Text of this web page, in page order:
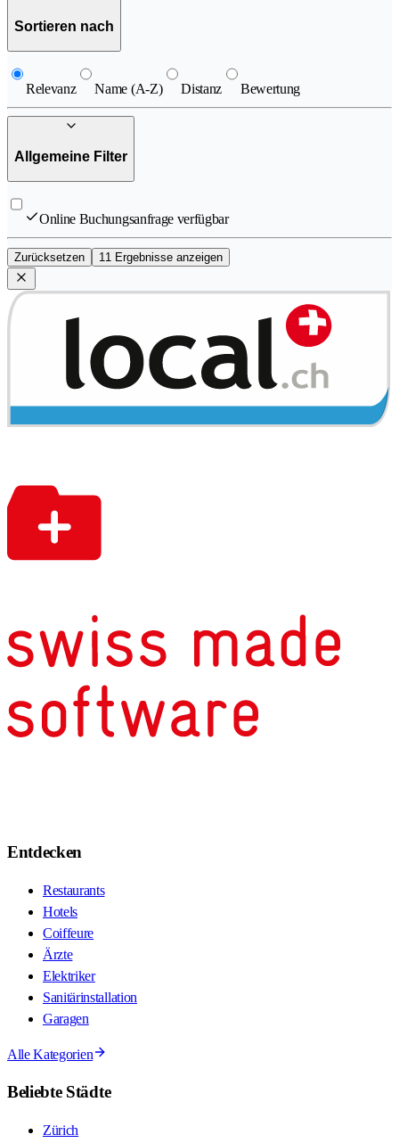
Sortieren nach
Relevanz Name (A-Z) Distanz Bewertung
Allgemeine Filter
Online Buchungsanfrage verfügbar
Zurücksetzen 11 Ergebnisse anzeigen
Entdecken
Restaurants
Hotels
Coiffeure
Ärzte
Elektriker
Sanitärinstallation
Garagen
Alle Kategorien
Beliebte Städte
Zürich